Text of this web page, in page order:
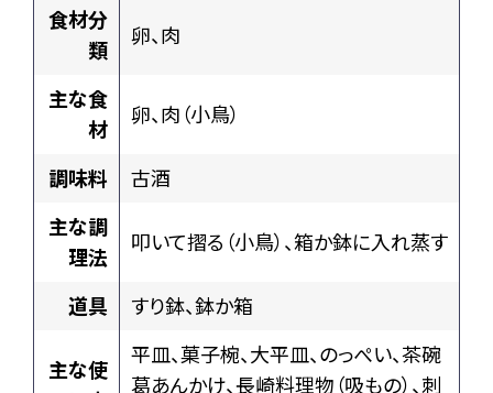
食材分
類
卵、肉
主な食
材
卵、肉（小鳥）
調味料
古酒
主な調
理法
叩いて摺る（小鳥）、箱か鉢に入れ蒸す
道具 すり鉢、鉢か箱
主な使
平皿、菓子椀、大平皿、のっぺい、茶碗
葛あんかけ、長崎料理物（吸もの）、刺